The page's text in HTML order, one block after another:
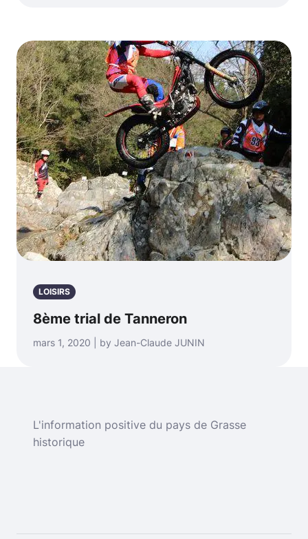
LOISIRS
8ème trial de Tanneron
mars 1, 2020 | by Jean-Claude JUNIN
L'information positive du pays de Grasse
historique